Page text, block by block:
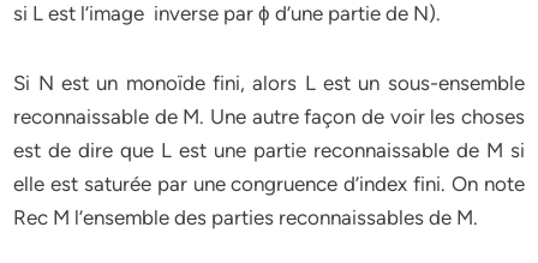
si L est l’image inverse par ϕ d’une partie de N).
Si N est un monoïde fini, alors L est un sous-ensemble
reconnaissable de M. Une autre façon de voir les choses
est de dire que L est une partie reconnaissable de M si
elle est saturée par une congruence d’index fini. On note
Rec M l’ensemble des parties reconnaissables de M.